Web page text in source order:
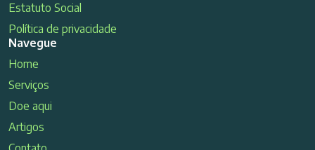
Estatuto Social
Política de privacidade
Navegue
Home
Serviços
Doe aqui
Artigos